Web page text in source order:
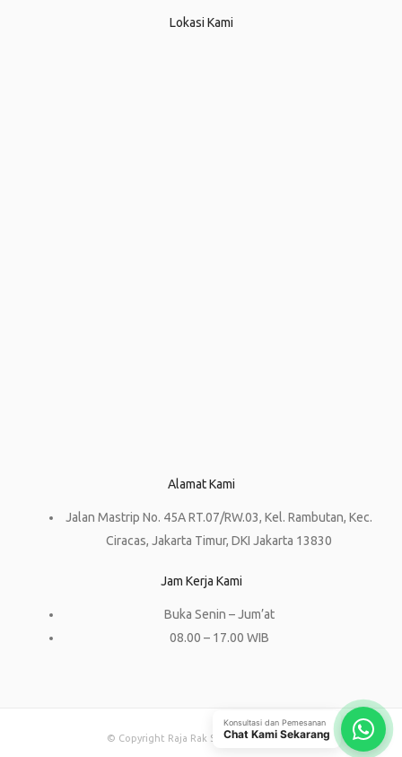
Lokasi Kami
Alamat Kami
Jalan Mastrip No. 45A RT.07/RW.03, Kel. Rambutan, Kec.
Ciracas, Jakarta Timur, DKI Jakarta 13830
Jam Kerja Kami
Buka Senin – Jum’at
08.00 – 17.00 WIB
© Copyright Raja Rak Supermarket 2023
Konsultasi dan Pemesanan
Chat Kami Sekarang